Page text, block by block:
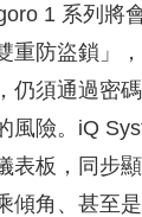
1 系列將
重防盜鎖」
仍須通過密
風險。iQ
表板，同步
傾角、甚至